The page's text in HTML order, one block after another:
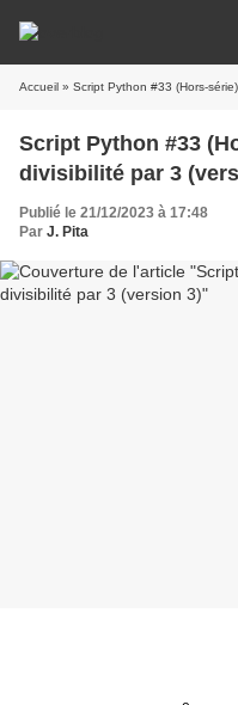
Accueil » Script Python #33 (Hors-
Script Python #33
divisibilité par 3
Publié le 21/12/2023 à 17:48
Par J. Pita